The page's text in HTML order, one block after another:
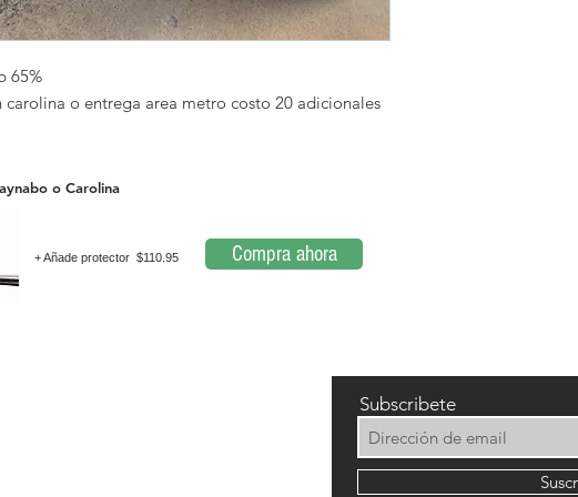
65%
carolina o entrega area metro costo 20 adicionales
o Carolina
+ Añade protector $110.95 Compra ahora
Subscribete